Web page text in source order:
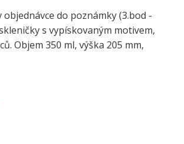
do poznámky (3.bod -
s vypískovaným motivem,
Objem 350 ml, výška 205 mm,